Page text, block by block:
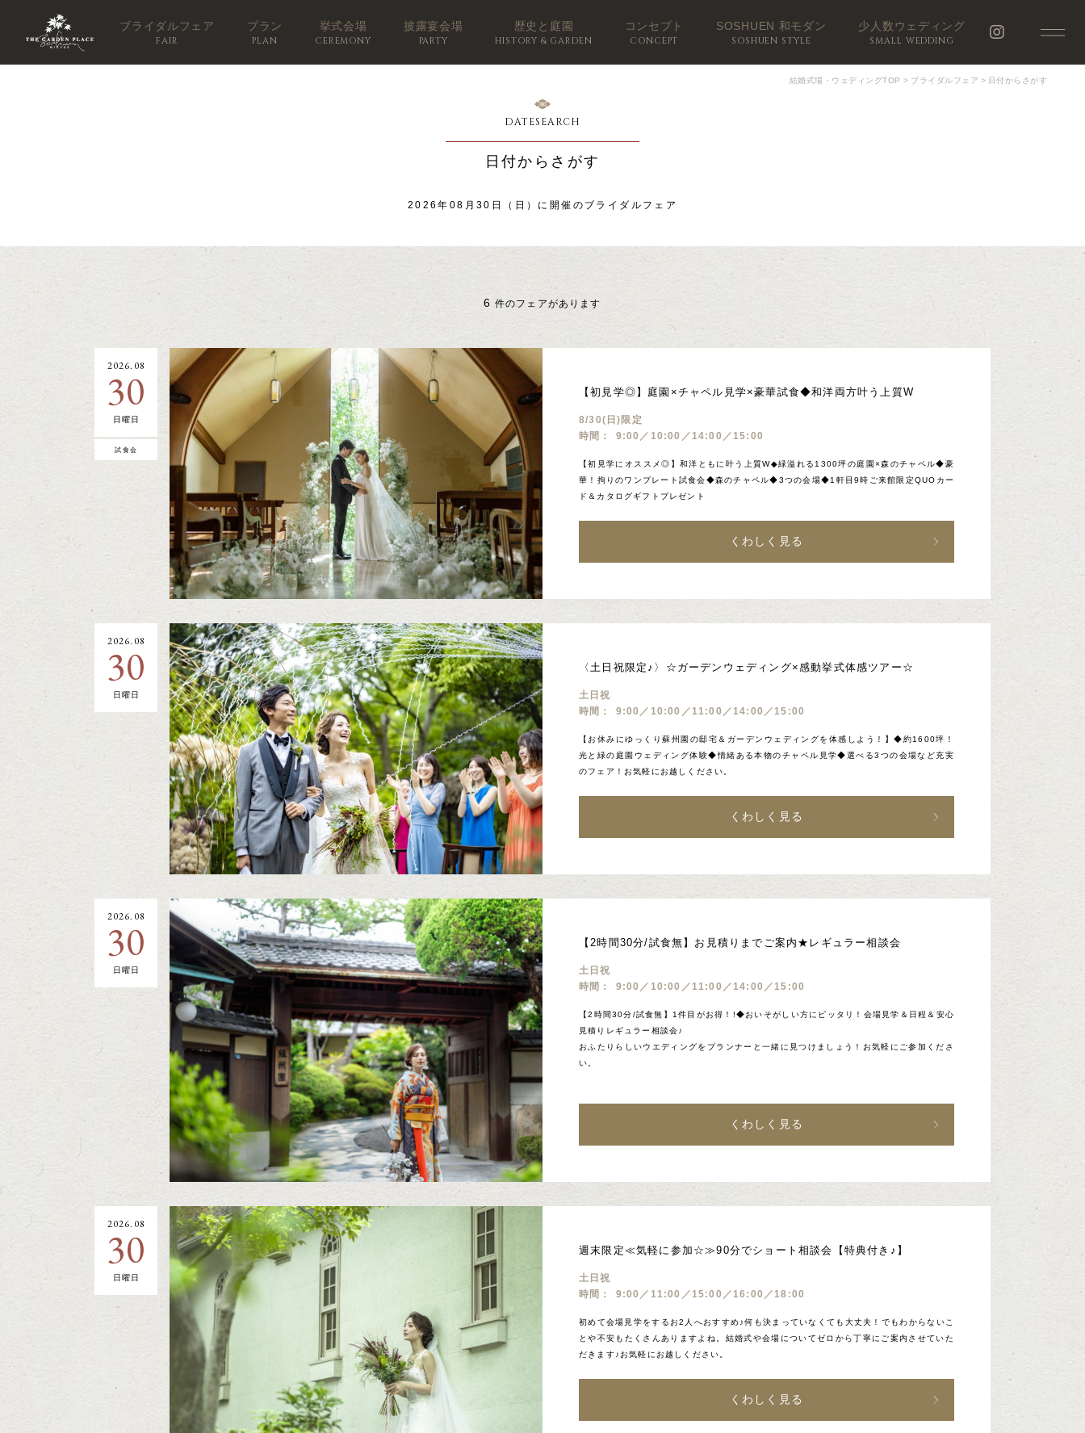
ブライダルフェア
FAIR
プラン
PLAN
挙式会場
CEREMONY
披露宴会場
PARTY
歴史と庭園
HISTORY & GARDEN
コンセプト
CONCEPT
SOSHUEN 和モダン
SOSHUEN STYLE
少人数ウェディング
SMALL WEDDING
結婚式場・ウェディングTOP > ブライダルフェア > 日付からさがす
DATESEARCH
日付からさがす
2026年08月30日（日）に開催のブライダルフェア
6 件のフェアがあります
2026.08
30
日曜日
試食会
【初見学◎】庭園×チャペル見学×豪華試食◆和洋両方叶う上質W
8/30(日)限定
時間：
9:00／10:00／14:00／15:00
【初見学にオススメ◎】和洋ともに叶う上質W◆緑溢れる1300坪の庭園×森のチャペル◆豪
華！拘りのワンプレート試食会◆森のチャペル◆3つの会場◆1軒目9時ご来館限定QUOカー
ド＆カタログギフトプレゼント
くわしく見る
2026.08
30
日曜日
〈土日祝限定♪〉☆ガーデンウェディング×感動挙式体感ツアー☆
土日祝
時間：
9:00／10:00／11:00／14:00／15:00
【お休みにゆっくり蘇州園の邸宅＆ガーデンウェディングを体感しよう！】◆約1600坪！
光と緑の庭園ウェディング体験◆情緒ある本物のチャペル見学◆選べる3つの会場など充実
のフェア！お気軽にお越しください。
くわしく見る
2026.08
30
日曜日
【2時間30分/試食無】お見積りまでご案内★レギュラー相談会
土日祝
時間：
9:00／10:00／11:00／14:00／15:00
【2時間30分/試食無】1件目がお得！!◆おいそがしい方にピッタリ！会場見学＆日程＆安心
見積りレギュラー相談会♪
おふたりらしいウエディングをプランナーと一緒に見つけましょう！お気軽にご参加くださ
い。
くわしく見る
2026.08
30
日曜日
週末限定≪気軽に参加☆≫90分でショート相談会【特典付き♪】
土日祝
時間：
9:00／11:00／15:00／16:00／18:00
初めて会場見学をするお2人へおすすめ♪何も決まっていなくても大丈夫！でもわからないこ
とや不安もたくさんありますよね。結婚式や会場についてゼロから丁寧にご案内させていた
だきます♪お気軽にお越しください。
くわしく見る